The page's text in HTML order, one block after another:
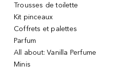
Trousses de toilette
Kit pinceaux
Coffrets et palettes
Parfum
All about: Vanilla Perfume
Minis